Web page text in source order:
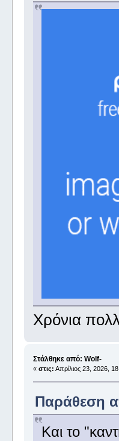
Χρόνια
Στάλθηκε από: Wolf-
« στις: Απρίλιος 23, 2026,
Παράθεση
Και το